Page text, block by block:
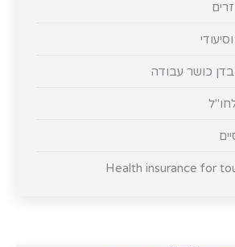
כושר עבודה
Health insurance for